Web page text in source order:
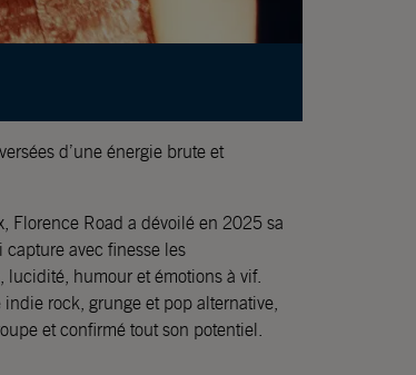
d’une énergie brute et
Florence Road a dévoilé en 2025 sa
avec finesse les
humour et émotions à vif.
rock, grunge et pop alternative,
et confirmé tout son potentiel.